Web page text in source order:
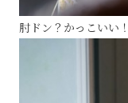
肘ドン？かっこいい！